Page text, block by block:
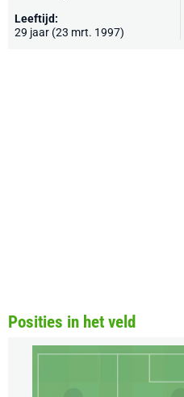
Leeftijd:
29 jaar (23 mrt. 1997)
Posities in het veld